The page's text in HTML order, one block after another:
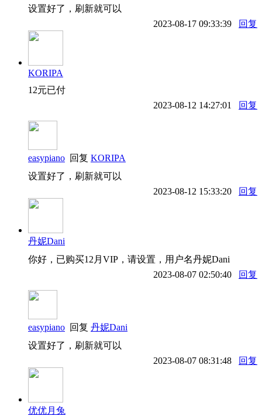
设置好了，刷新就可以
2023-08-17 09:33:39
回复
KORIPA
12元已付
2023-08-12 14:27:01
回复
easypiano 回复 KORIPA
设置好了，刷新就可以
2023-08-12 15:33:20
回复
丹妮Dani
你好，已购买12月VIP，请设置，用户名丹妮Dani
2023-08-07 02:50:40
回复
easypiano 回复 丹妮Dani
设置好了，刷新就可以
2023-08-07 08:31:48
回复
优优月兔